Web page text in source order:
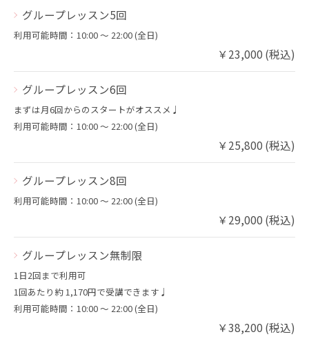
グループレッスン5回
利用可能時間：10:00 〜 22:00 (全日)
￥23,000 (税込)
グループレッスン6回
まずは月6回からのスタートがオススメ♩
利用可能時間：10:00 〜 22:00 (全日)
￥25,800 (税込)
グループレッスン8回
利用可能時間：10:00 〜 22:00 (全日)
￥29,000 (税込)
グループレッスン無制限
1日2回まで利用可
1回あたり約 1,170円で受講できます♩
利用可能時間：10:00 〜 22:00 (全日)
￥38,200 (税込)